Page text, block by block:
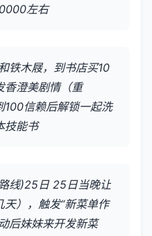
左右
铁木屐，到书店买10
香澄美剧情（重
100信赖后解锁一起洗
技能书
线)25日 25日当晚让
），触发“新菜单作
后妹妹来开发新菜